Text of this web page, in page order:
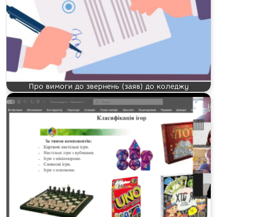
Про вимоги до звернень (заяв) до коледжу